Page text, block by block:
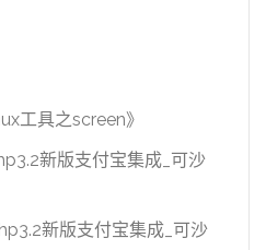
工具之screen》
新版支付宝集成_可沙
新版支付宝集成_可沙